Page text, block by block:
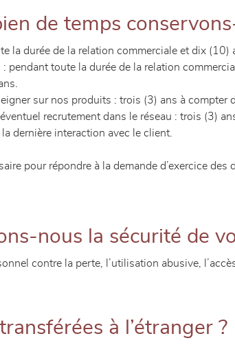
de temps
la durée de la relation commerciale et dix
toute la durée de la relation
sur nos produits : trois (3) ans à compter
recrutement dans le réseau : trois (3)
dernière interaction avec le client.
pour répondre à la demande d’exercice des
nous la sécurité de
contre la perte, l’utilisation abusive,
à l’étranger ?